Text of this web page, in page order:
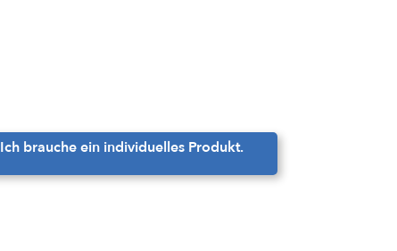
Ich brauche ein individuelles Produkt.